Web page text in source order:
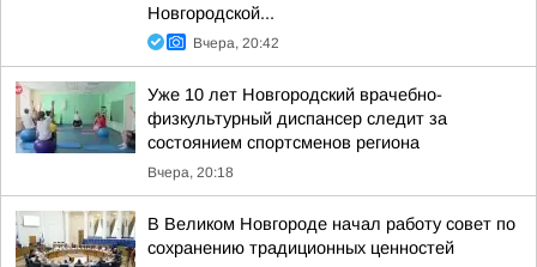
Новгородской...
Вчера, 20:42
Уже 10 лет Новгородский врачебно-
физкультурный диспансер следит за
состоянием спортсменов региона
Вчера, 20:18
В Великом Новгороде начал работу совет по
сохранению традиционных ценностей